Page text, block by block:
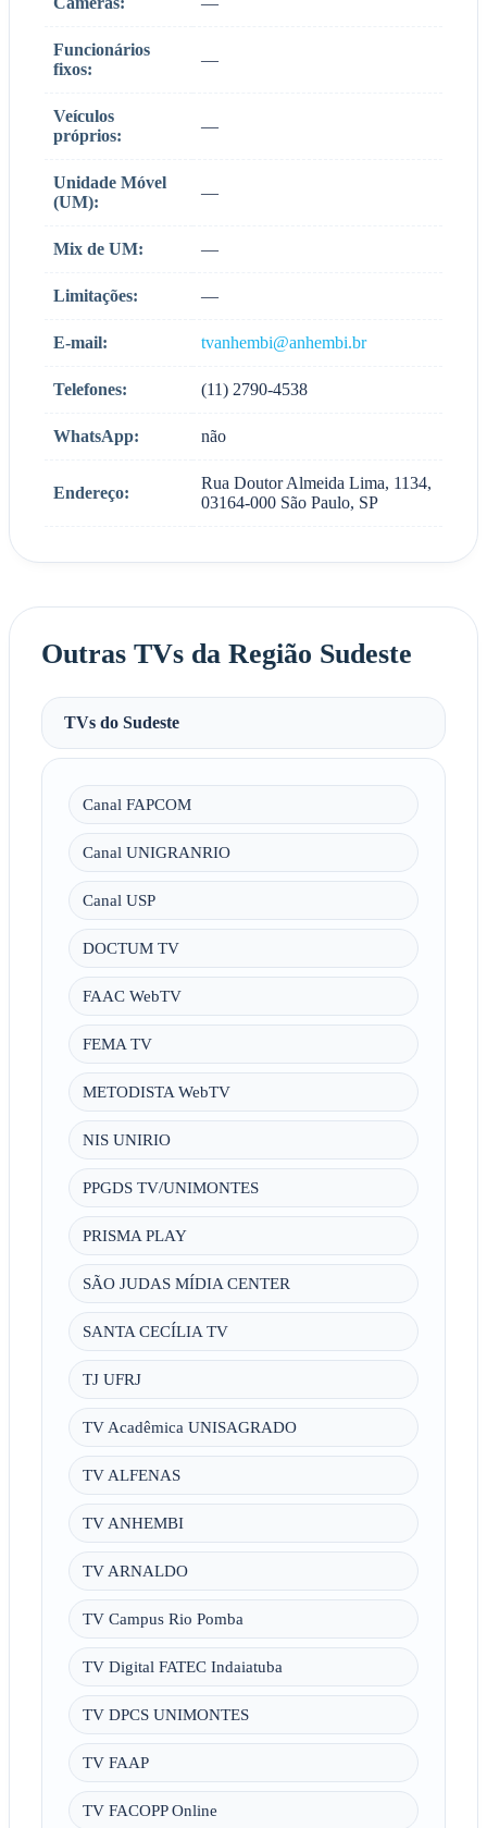
Funcionários
fixos:
—
Veículos
próprios:
—
Unidade Móvel
(UM):
—
Mix de UM: —
Limitações: —
E-mail: tvanhembi@anhembi.br
Telefones: (11) 2790-4538
WhatsApp: não
Endereço:
Rua Doutor Almeida Lima, 1134,
03164-000 São Paulo, SP
Outras TVs da Região Sudeste
TVs do Sudeste
Canal FAPCOM
Canal UNIGRANRIO
Canal USP
DOCTUM TV
FAAC WebTV
FEMA TV
METODISTA WebTV
NIS UNIRIO
PPGDS TV/UNIMONTES
PRISMA PLAY
SÃO JUDAS MÍDIA CENTER
SANTA CECÍLIA TV
TJ UFRJ
TV Acadêmica UNISAGRADO
TV ALFENAS
TV ANHEMBI
TV ARNALDO
TV Campus Rio Pomba
TV Digital FATEC Indaiatuba
TV DPCS UNIMONTES
TV FAAP
TV FACOPP Online